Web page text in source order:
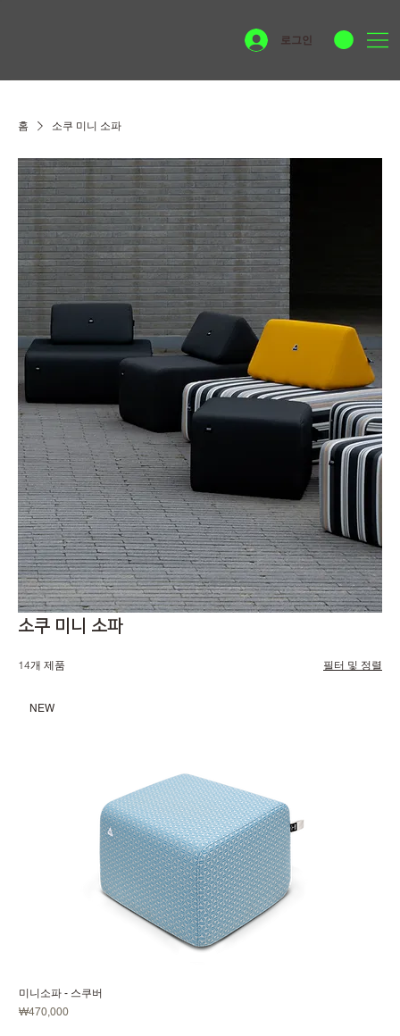
로그인
홈 소쿠 미니 소파
소쿠 미니 소파
14개 제품 필터 및 정렬
NEW
미니소파 - 스쿠버
가격
₩470,000